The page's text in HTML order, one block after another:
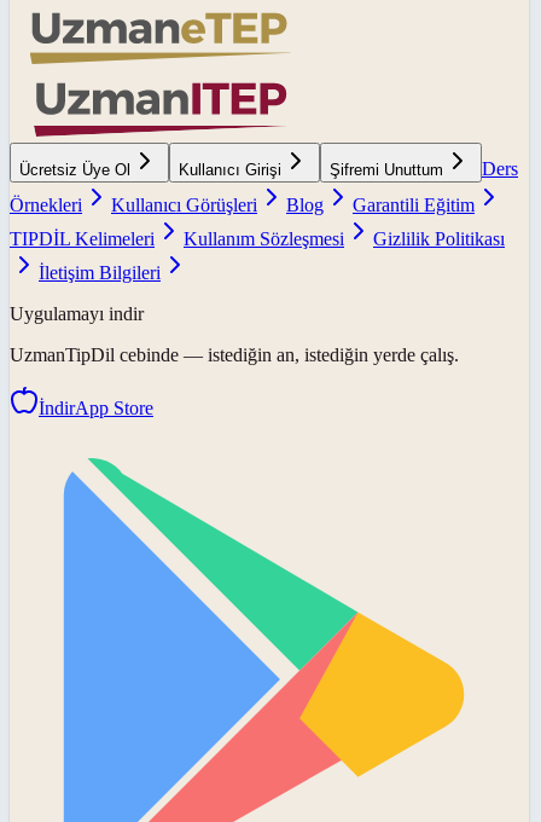
Ücretsiz Üye Ol Kullanıcı Girişi Şifremi Unuttum
Ders
Örnekleri
Kullanıcı Görüşleri Blog
Garantili Eğitim
TIPDİL Kelimeleri
Kullanım Sözleşmesi
Gizlilik Politikası
İletişim Bilgileri
Uygulamayı indir
UzmanTipDil cebinde — istediğin an, istediğin yerde çalış.
İndirApp Store